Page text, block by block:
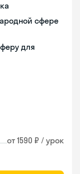
сфере
для
от 1590 ₽ / урок